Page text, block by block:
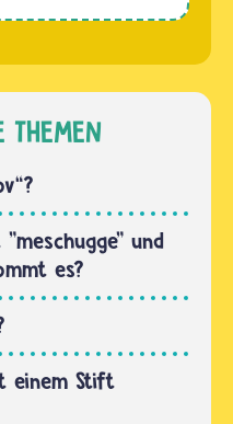
THEMEN
und
es?
einem Stift